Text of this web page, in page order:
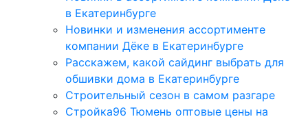
в Екатеринбурге
Новинки и изменения ассортименте
компании Дёке в Екатеринбурге
Расскажем, какой сайдинг выбрать для
обшивки дома в Екатеринбурге
Строительный сезон в самом разгаре
Стройка96 Тюмень оптовые цены на